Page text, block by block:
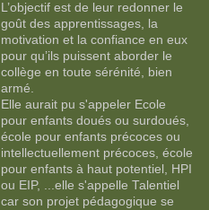
L’objectif est de leur redonner le
goût des apprentissages, la
motivation et la confiance en eux
pour qu’ils puissent aborder le
collège en toute sérénité, bien
armé.
Elle aurait pu s'appeler Ecole
pour enfants doués ou surdoués,
école pour enfants précoces ou
intellectuellement précoces, école
pour enfants à haut potentiel, HPI
ou EIP, ...elle s'appelle Talentiel
car son projet pédagogique se